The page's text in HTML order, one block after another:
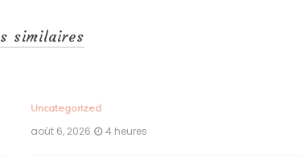
similaires
Uncategorized
août 6, 2026 4 heures